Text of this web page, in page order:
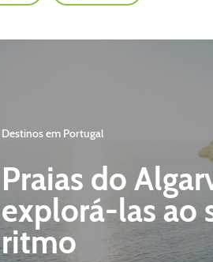
Destinos em Portugal
Praias do
explorá-las ao
ritmo